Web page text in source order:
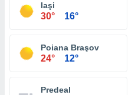
Iaşi
30° 16°
Poiana Braşov
24° 12°
Predeal